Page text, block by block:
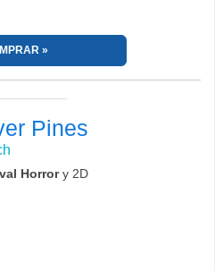
Pines
Horrory 2D